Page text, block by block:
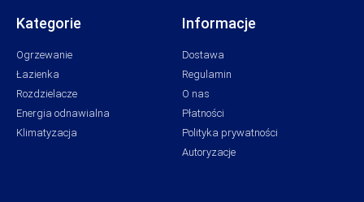
Kategorie
Ogrzewanie
Łazienka
Rozdzielacze
Energia odnawialna
Klimatyzacja
Informacje
Dostawa
Regulamin
O nas
Płatności
Polityka prywatności
Autoryzacje